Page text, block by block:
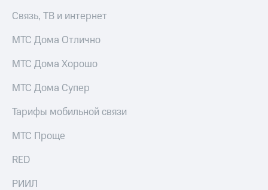
Связь, ТВ и интернет
МТС Дома Отлично
МТС Дома Хорошо
МТС Дома Супер
Тарифы мобильной связи
МТС Проще
RED
РИИЛ